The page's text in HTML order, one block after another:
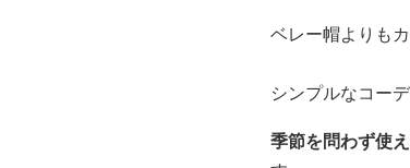
ベレー帽よりも
シンプルなコー
季節を問わず使